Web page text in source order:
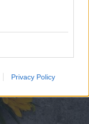
Privacy Policy